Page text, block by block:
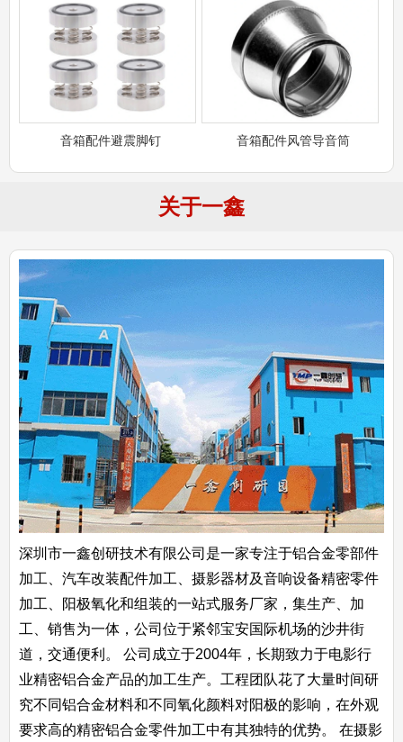
音箱配件避震脚钉 音箱配件风管导音筒
关于一鑫
深圳市一鑫创研技术有限公司是一家专注于铝合金零部件
加工、汽车改装配件加工、摄影器材及音响设备精密零件
加工、阳极氧化和组装的一站式服务厂家，集生产、加
工、销售为一体，公司位于紧邻宝安国际机场的沙井街
道，交通便利。 公司成立于2004年，长期致力于电影行
业精密铝合金产品的加工生产。工程团队花了大量时间研
究不同铝合金材料和不同氧化颜料对阳极的影响，在外观
要求高的精密铝合金零件加工中有其独特的优势。 在摄影